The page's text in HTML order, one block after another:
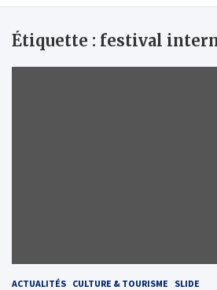
Étiquette : festival
ACTUALITÉS CULTURE & TOURISME SLIDE